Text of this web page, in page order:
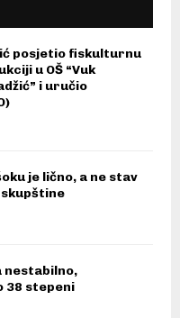
posjetio fiskulturnu
u OŠ “Vuk
i uručio
je lično, a ne stav
nestabilno,
38 stepeni